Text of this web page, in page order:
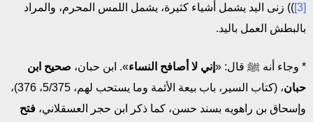
[3]
)) زنى اليد يشمل أشياء كثيرة، يشمل اللمس المحرم، والمراد
بالبطش العمل باليد.
* وجاء أنه ﷺ قال: « إني لا أصافح النساء». ابن حبان، صحيح ابن
حبان
، (كتاب السير، باب بيعة الأئمة وما يستحب لهم، 5/375، 376)،
وإسحاق بن راهويه بسند حسن، كما ذكر ابن حجر العسقلاني، فتح